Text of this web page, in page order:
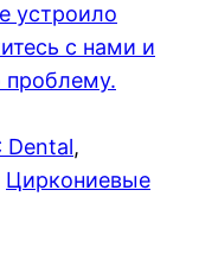
устроило
с нами и
Dental,
Циркониевые